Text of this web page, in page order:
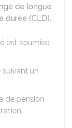
de longue
durée (CLD).
est soumise
un
de pension